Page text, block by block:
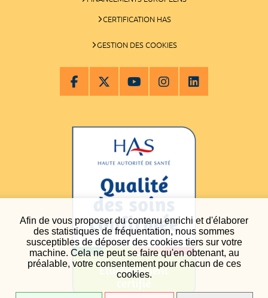
Afin de vous proposer du contenu enrichi et d'élaborer
des statistiques de fréquentation, nous sommes
susceptibles de déposer des cookies tiers sur votre
machine. Cela ne peut se faire qu'en obtenant, au
préalable, votre consentement pour chacun de ces
cookies.
CERTIFICATION HAS
GESTION DES COOKIES